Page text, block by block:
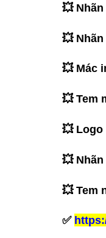
💥
💥
💥 Mác
💥 Tem
💥
💥
💥 Tem
✅